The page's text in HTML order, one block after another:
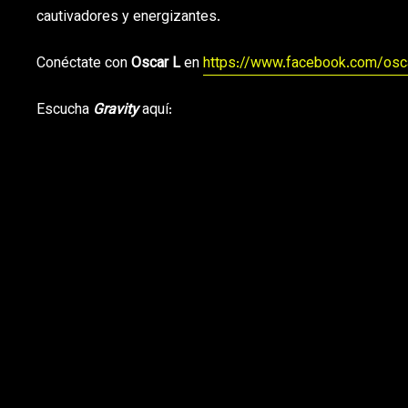
cautivadores y energizantes.
Conéctate conOscar Lenhttps://www.facebook.com/
Escucha Gravityaquí: